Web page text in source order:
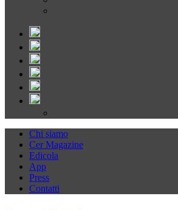
Chi siamo
Cer Magazine
Edicola
App
Press
Contatti